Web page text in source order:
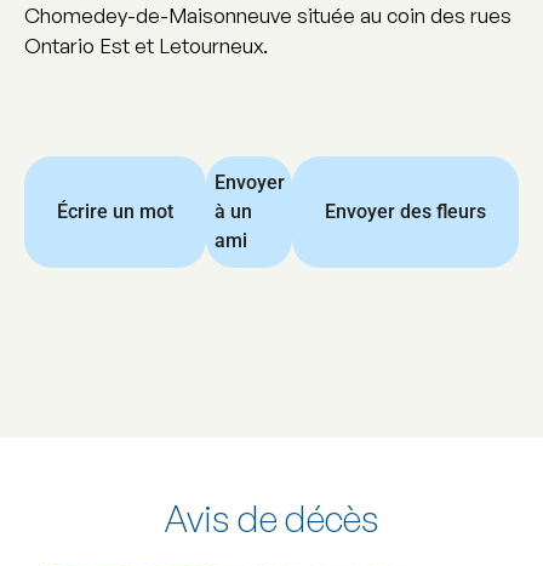
Chomedey-de-Maisonneuve située au coin des rues
Ontario Est et Letourneux.
Écrire un mot
Envoyer
à un
ami
Envoyer des fleurs
Avis de décès